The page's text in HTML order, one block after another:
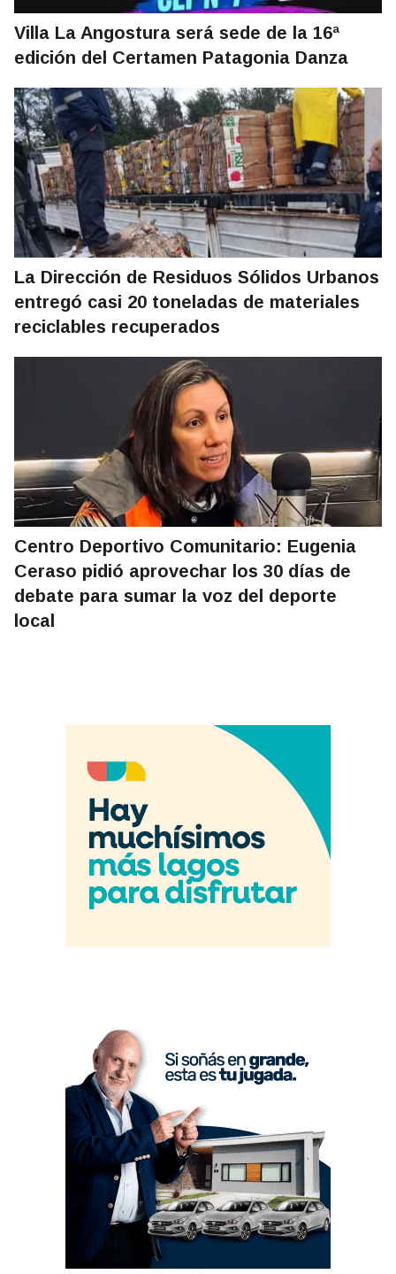
Villa La Angostura será sede de la 16ª
edición del Certamen Patagonia Danza
La Dirección de Residuos Sólidos Urbanos
entregó casi 20 toneladas de materiales
reciclables recuperados
Centro Deportivo Comunitario: Eugenia
Ceraso pidió aprovechar los 30 días de
debate para sumar la voz del deporte
local